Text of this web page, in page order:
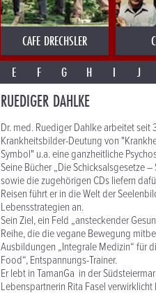
CAFE DRECHSLER
E F G H I J
RUEDIGER DAHLKE
Dr. med. Ruediger Dahlke arbeitet seit
Krankheitsbilder-Deutung von
Symbol" u.a. eine ganzheitliche
Seine Bücher „Die Schicksalsgesetze
sowie die zugehörigen CDs liefern
Reisen führt er in die Welt der
Lebensstrategien an.
Sein Ziel, ein Feld „ansteckender
Reihe, die die vegane Bewegung
Ausbildungen „Integrale Medizin“ für
Food“, Entspannungs-Trainer.
Er lebt in TamanGa in der
Lebenspartnerin Rita Fasel